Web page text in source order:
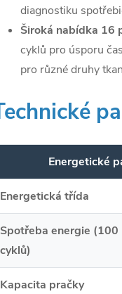
diagnostiku
Široká nabídka 16
cyklů pro úsporu
pro různé druhy
Energetické
Energetická třída
Spotřeba energie (100
cyklů)
Kapacita pračky